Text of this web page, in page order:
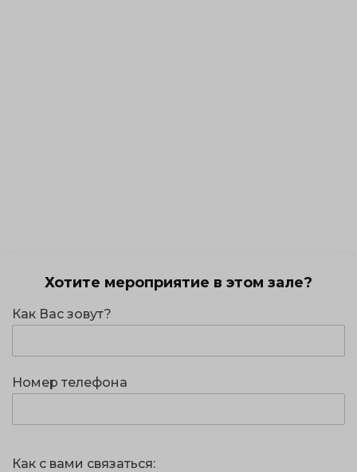
Хотите мероприятие в этом зале?
Как Вас зовут?
Номер телефона
Как с вами связаться: